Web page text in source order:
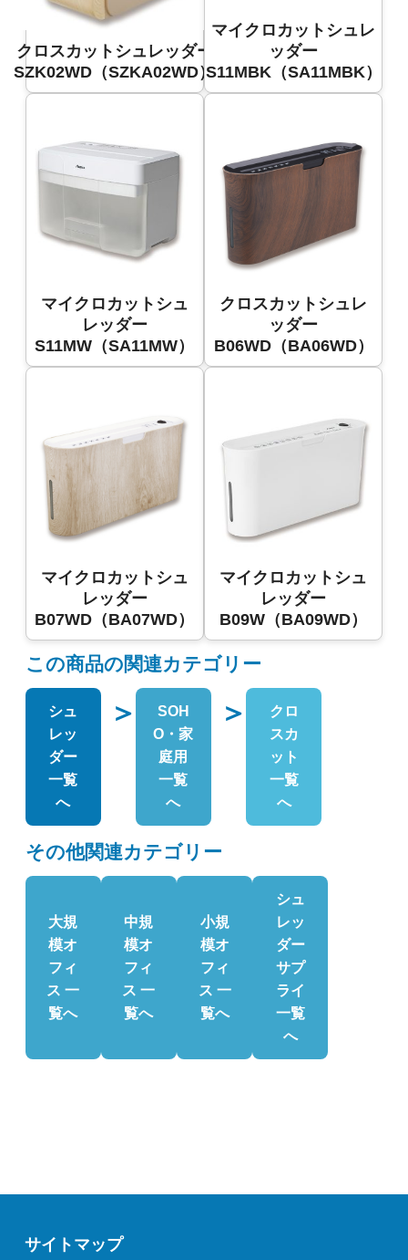
クロスカットシュレッダー
SZK02WD（SZKA02WD）
マイクロカットシュレ
ッダー
S11MBK（SA11MBK）
マイクロカットシュ
レッダー
S11MW（SA11MW）
クロスカットシュレ
ッダー
B06WD（BA06WD）
マイクロカットシュ
レッダー
B07WD（BA07WD）
マイクロカットシュ
レッダー
B09W（BA09WD）
この商品の関連カテゴリー
シュ
レッ
ダー
一覧
へ
＞
SOH
O・家
庭用
一覧
へ
＞
クロ
スカ
ット
一覧
へ
その他関連カテゴリー
大規
模オ
フィ
ス 一
覧へ
中規
模オ
フィ
ス 一
覧へ
小規
模オ
フィ
ス 一
覧へ
シュ
レッ
ダー
サプ
ライ
一覧
へ
サイトマップ